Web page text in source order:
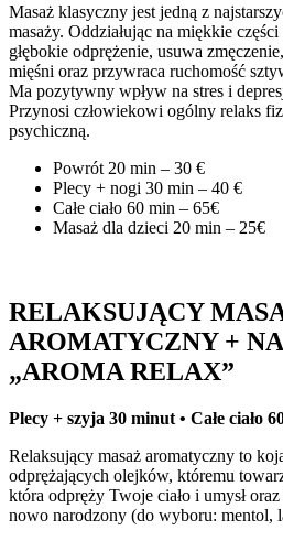
Masaż klasyczny jest jedną z
masaży. Oddziałując na miękkie
głębokie odprężenie, usuwa
mięśni oraz przywraca ruchomość
Ma pozytywny wpływ na stres i
Przynosi człowiekowi ogólny relaks
psychiczną.
Powrót 20 min – 30 €
Plecy + nogi 30 min – 40 €
Całe ciało 60 min – 65€
Masaż dla dzieci 20 min – 25€
RELAKSUJĄCY
AROMATYCZNY +
„AROMA RELAX”
Plecy + szyja 30 minut • Całe ciało
Relaksujący masaż aromatyczny to
odprężających olejków, któremu
która odpręży Twoje ciało i umysł
nowo narodzony (do wyboru: mentol,